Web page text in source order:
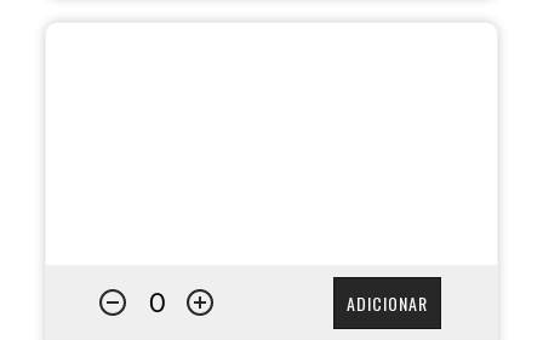
ADICIONAR